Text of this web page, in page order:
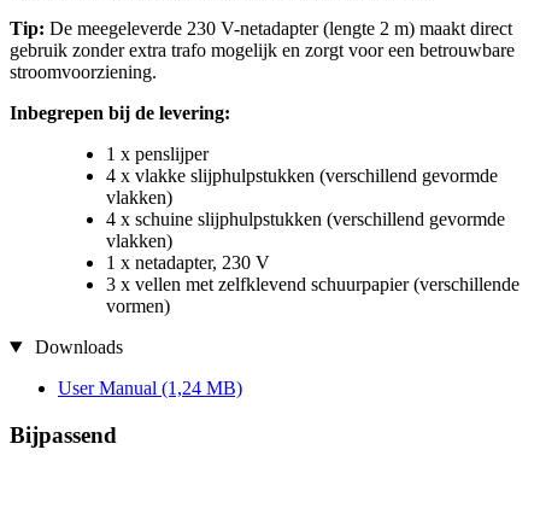
Tip: De meegeleverde 230 V-netadapter (lengte 2 m) maakt direct
gebruik zonder extra trafo mogelijk en zorgt voor een betrouwbare
stroomvoorziening.
Inbegrepen bij de levering:
1 x penslijper
4 x vlakke slijphulpstukken (verschillend gevormde
vlakken)
4 x schuine slijphulpstukken (verschillend gevormde
vlakken)
1 x netadapter, 230 V
3 x vellen met zelfklevend schuurpapier (verschillende
vormen)
Downloads
User Manual (1,24 MB)
Bijpassend